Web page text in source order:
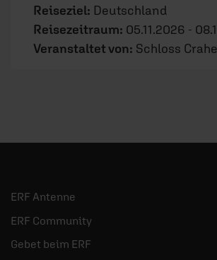
Reiseziel: Deutschland
Reisezeitraum: 05.11.2026 -
Veranstaltet von: Schloss
ERF Antenne
ERF Community
Gebet beim ERF